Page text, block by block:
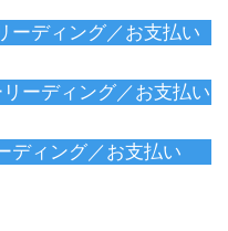
ーディング／お支払い
ーディング／お支払い
ディング／お支払い